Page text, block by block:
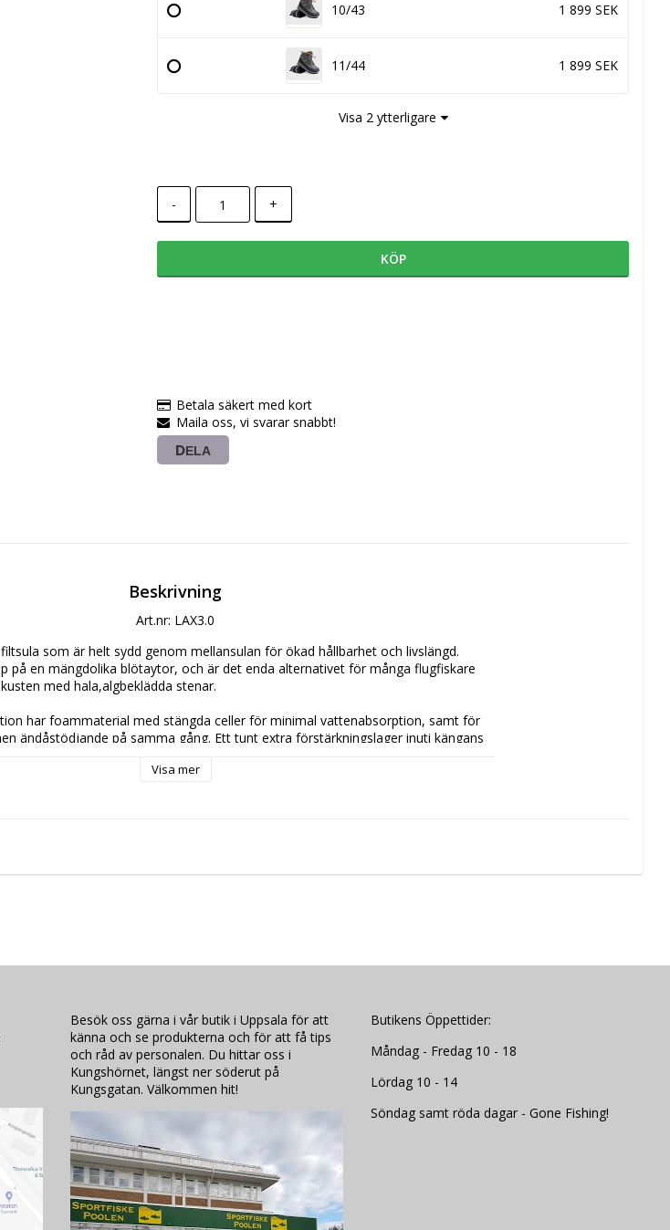
10/43 1 899 SEK
11/44 1 899 SEK
Visa 2 ytterligare
- +
KÖP
Betala säkert med kort
Maila oss, vi svarar snabbt!
DELA
Beskrivning
Art.nr: LAX3.0
som är helt sydd genom mellansulan för ökad hållbarhet och livslängd.
på en mängdolika blötaytor, och är det enda alternativet för många flugfiskare
med hala,algbeklädda stenar.
har foammaterial med stängda celler för minimal vattenabsorption, samt för
ändåstödjande på samma gång. Ett tunt extra förstärkningslager inuti kängans
Visa mer
Besök oss gärna i vår butik i Uppsala för att
känna och se produkterna och för att få tips
och råd av personalen. Du hittar oss i
Kungshörnet, längst ner söderut på
Kungsgatan. Välkommen hit!
Butikens Öppettider:
Måndag - Fredag 10 - 18
Lördag 10 - 14
Söndag samt röda dagar - Gone Fishing!